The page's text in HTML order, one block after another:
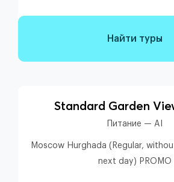
Найти туры
Standard Garden
Питание — AI
Moscow Hurghada (Regular,
next day) PROMO